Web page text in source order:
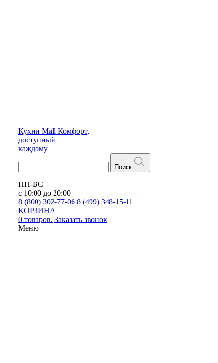
Кухни Mall Комфорт,
доступный
каждому
Поиск
ПН-ВС
с 10:00 до 20:00
8 (800) 302-77-06 8 (499) 348-15-11
КОРЗИНА
0 товаров. Заказать звонок
Меню